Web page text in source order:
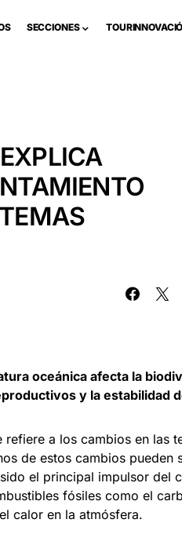
SECCIONES
oceánica afecta la
y la estabilidad
refiere a los cambios en las
de estos cambios pueden
el principal impulsor del
fósiles como el
calor en la atmósfera.